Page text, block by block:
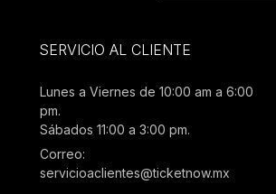
SERVICIO AL CLIENTE
Lunes a Viernes de 10:00 am a 6:00
pm.
Sábados 11:00 a 3:00 pm.
Correo:
servicioaclientes@ticketnow.mx